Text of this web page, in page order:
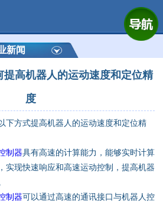
公司简介
产品展示
运动控制器
定制数控系统
新闻
高机器人的运动速度和定位精
度
下方式提高机器人的运动速度和定位精
制器具有高速的计算能力，能够实时计算
实现快速响应和高速运动控制，提高机器
制器可以通过高速的通讯接口与机器人控